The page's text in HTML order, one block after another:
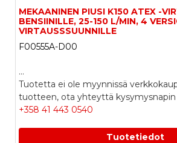
MEKAANINEN PIUSI K150 ATEX -
BENSIINILLE, 25-150 L/MIN, 4
VIRTAUSSSUUNNILLE
F00555A-D00
...
Tuotetta ei ole myynnissä
tuotteen, ota yhteyttä
+358 41 443 0540
Tuotetiedot